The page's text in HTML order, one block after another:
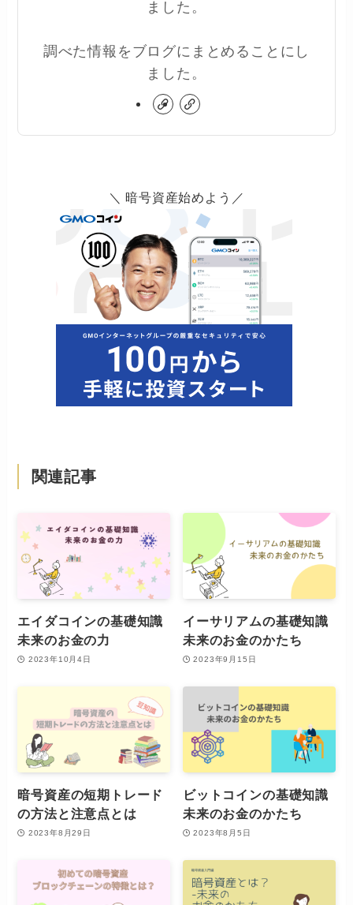
ました。
調べた情報をブログにまとめることにし
ました。
＼ 暗号資産始めよう／
関連記事
エイダコインの基礎知識
未来のお金の力
2023年10月4日
イーサリアムの基礎知識
未来のお金のかたち
2023年9月15日
暗号資産の短期トレード
の方法と注意点とは
2023年8月29日
ビットコインの基礎知識
未来のお金のかたち
2023年8月5日